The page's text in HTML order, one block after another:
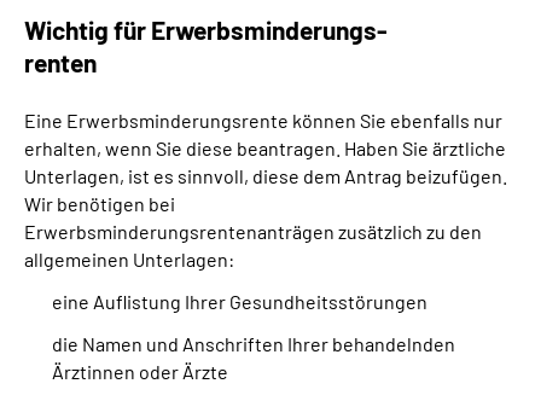
Wichtig für Erwerbsminderungs-
renten
Eine Erwerbsminderungsrente können Sie ebenfalls nur
erhalten, wenn Sie diese beantragen. Haben Sie ärztliche
Unterlagen, ist es sinnvoll, diese dem Antrag beizufügen.
Wir benötigen bei
Erwerbsminderungsrentenanträgen zusätzlich zu den
allgemeinen Unterlagen:
eine Auflistung Ihrer Gesundheitsstörungen
die Namen und Anschriften Ihrer behandelnden
Ärztinnen oder Ärzte